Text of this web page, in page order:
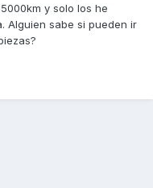
y solo los he
Alguien sabe si pueden ir